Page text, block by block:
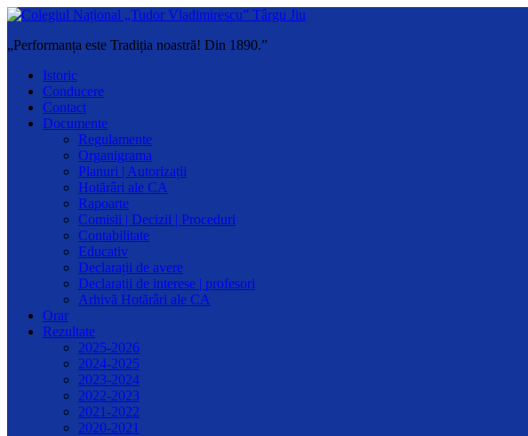
„Performanța este Tradiția noastră! Din 1890.”
Istoric
Conducere
Contact
Documente
Regulamente
Organigrama
Planuri | Autorizații
Hotărâri ale CA
Rapoarte
Comisii | Decizii | Proceduri
Contabilitate
Educativ
Declarații de avere
Declarații de interese | profesori
Arhivă Hotărâri ale CA
Orar
Rezultate
2025-2026
2024-2025
2023-2024
2022-2023
2021-2022
2020-2021